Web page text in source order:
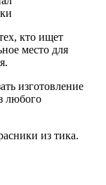
кто ищет
место для
изготовление
любого
из тика.